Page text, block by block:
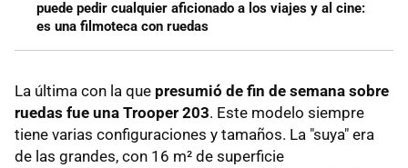
puede pedir cualquier aficionado a los viajes y al cine:
es una filmoteca con ruedas
La última con la que presumió de fin de semana sobre
ruedas fue una Trooper 203. Este modelo siempre
tiene varias configuraciones y tamaños. La "suya" era
de las grandes, con 16 m² de superficie